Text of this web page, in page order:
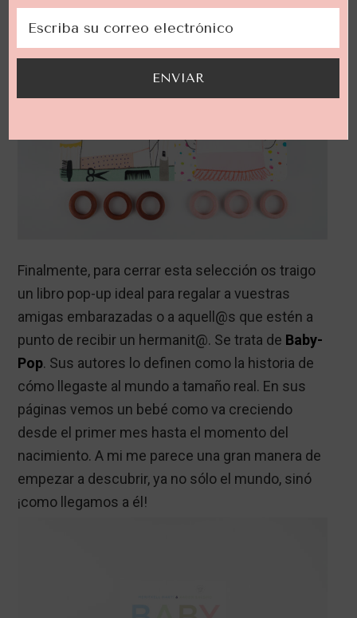
Finalmente, para cerrar esta selección os traigo
un libro pop-up ideal para regalar a vuestras
amigas embarazadas o a aquell@s que estén a
punto de recibir un hermanit@. Se trata de Baby-
Pop. Sus autores lo definen como la historia de
cómo llegaste al mundo a tamaño real. En sus
páginas vemos un bebé como va creciendo
desde el primer mes hasta el momento del
nacimiento. A mi me parece una gran manera de
empezar a descubrir, ya no sólo el mundo, sinó
¡como llegamos a él!
ENVIAR